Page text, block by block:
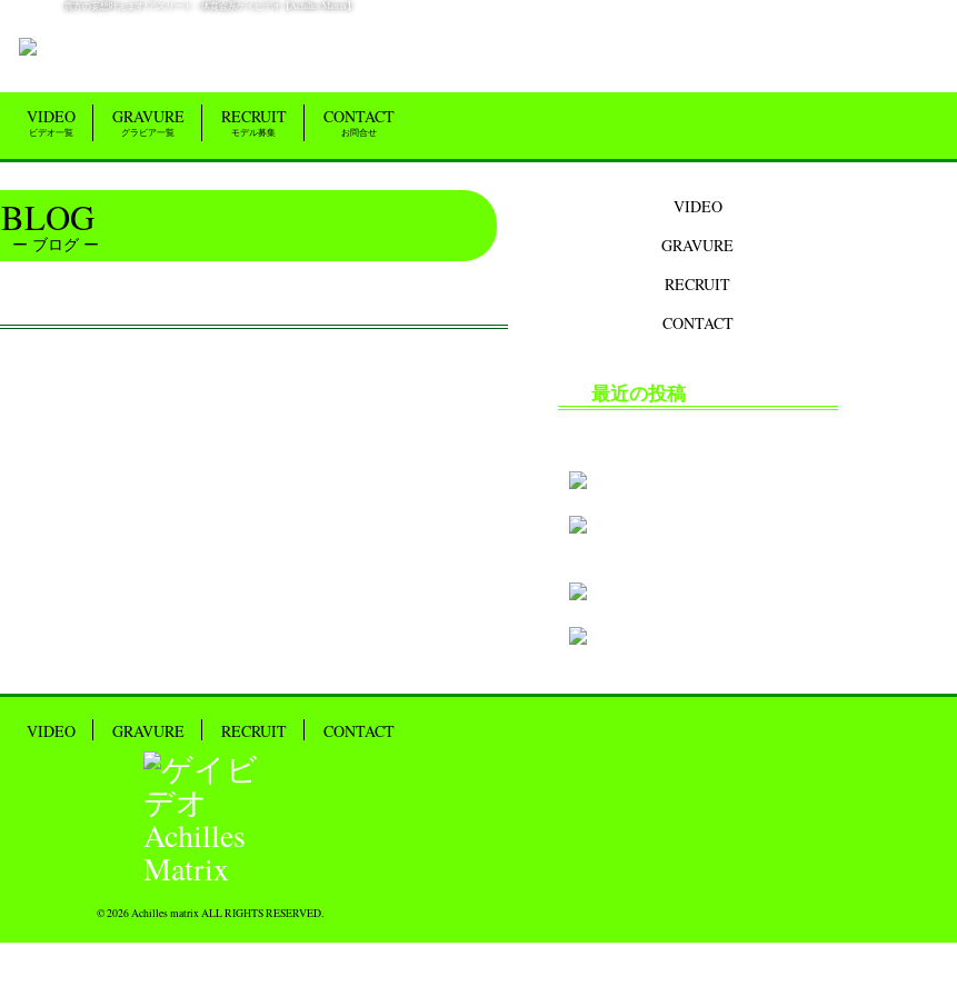
貴方の妄想叶えます!アスリート・体育会系ゲイビデオ【Achilles Matrix】
VIDEO
ビデオ一覧
GRAVURE
グラビア一覧
RECRUIT
モデル募集
CONTACT
お問合せ
BLOG
ブログ
VIDEO
GRAVURE
RECRUIT
CONTACT
最近の投稿
VIDEO GRAVURE RECRUIT CONTACT
© 2026 Achilles matrix ALL RIGHTS RESERVED.